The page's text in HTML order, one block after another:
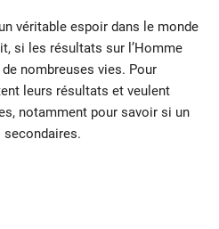
véritable espoir dans le monde
si les résultats sur l’Homme
nombreuses vies. Pour
leurs résultats et veulent
notamment pour savoir si un